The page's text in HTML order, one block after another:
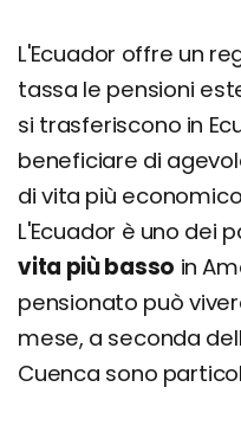
L'Ecuador offre un
tassa le pensioni
si trasferiscono in
beneficiare di
di vita più
L'Ecuador è uno dei
vita più basso in
pensionato può
mese, a seconda
Cuenca sono